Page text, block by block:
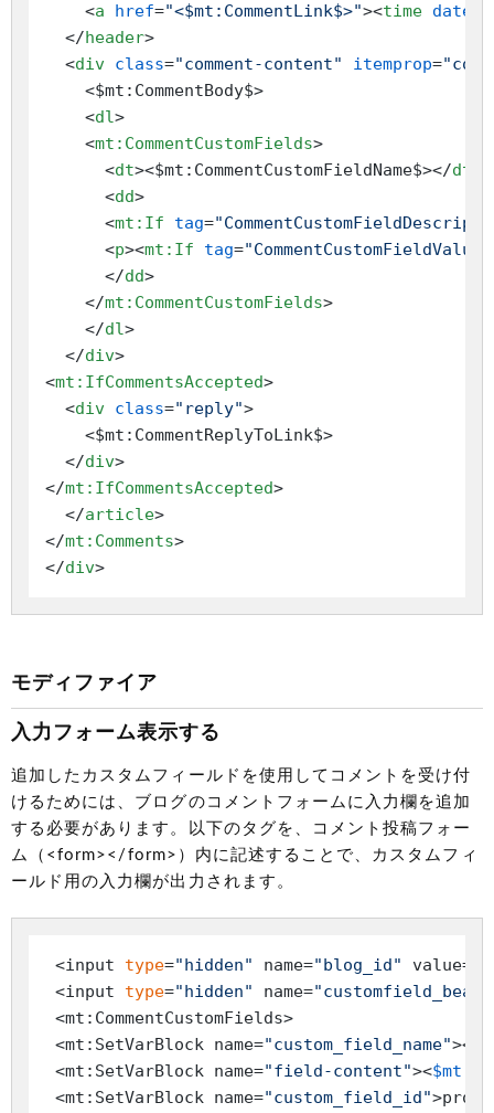
<a href="<$mt:CommentLink$>"><time
</header>
<div class="comment-content" itemprop=
    <$mt:CommentBody$>
<dl>
<mt:CommentCustomFields>
<dt><$mt:CommentCustomFieldName$></dt
<dd>
<mt:If tag=
<p><mt:If tag="CommentCustomFieldValue"
</dd>
</mt:CommentCustomFields>
</dl>
</div>
<mt:IfCommentsAccepted>
<div class="reply">
    <$mt:CommentReplyToLink$>
</div>
</mt:IfCommentsAccepted>
</article>
</mt:Comments>
</div>
モディファイア
入力フォーム表示する
追加したカスタムフィールドを使用してコメントを受け付
けるためには、ブログのコメントフォームに入力欄を追加
する必要があります。以下のタグを、コメント投稿フォー
ム（<form></form>）内に記述することで、カスタムフィ
ールド用の入力欄が出力されます。
<input type="hidden" name="blog_id" value=
<input type="hidden" name=
<mt:CommentCustomFields>
<mt:SetVarBlock name="custom_field_name"><
<mt:SetVarBlock name="field-content"><$mt
<mt:SetVarBlock name="custom_field_id"